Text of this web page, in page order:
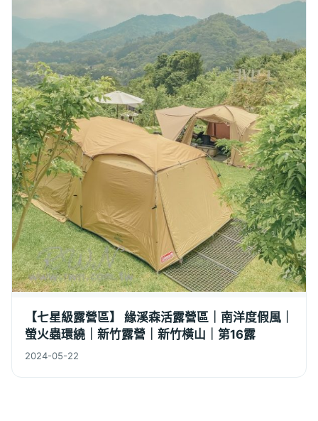
【七星級露營區】 緣溪森活露營區｜南洋度假風｜
螢火蟲環繞｜新竹露營｜新竹橫山｜第16露
2024-05-22